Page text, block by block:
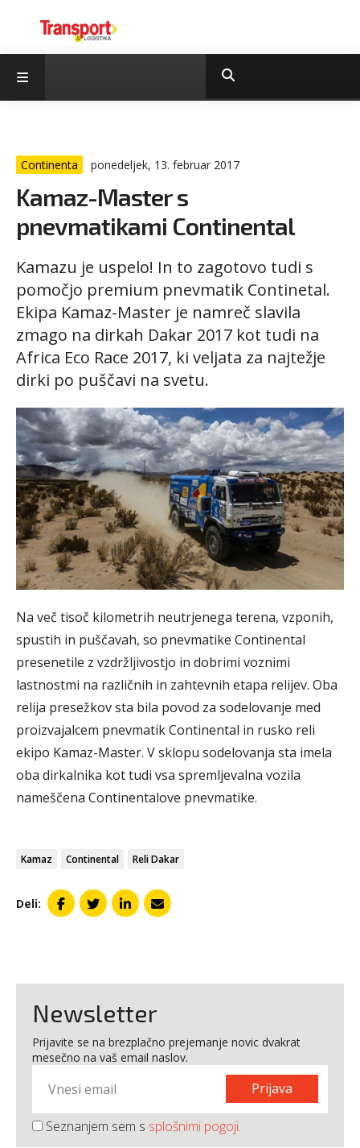
Continenta ponedeljek, 13. februar 2017
Kamaz-Master s
pnevmatikami Continental
Kamazu je uspelo! In to zagotovo tudi s
pomočjo premium pnevmatik Continetal.
Ekipa Kamaz-Master je namreč slavila
zmago na dirkah Dakar 2017 kot tudi na
Africa Eco Race 2017, ki veljata za najtežje
dirki po puščavi na svetu.
Na več tisoč kilometrih neutrjenega terena, vzponih,
spustih in puščavah, so pnevmatike Continental
presenetile z vzdržljivostjo in dobrimi voznimi
lastnostmi na različnih in zahtevnih etapa relijev. Oba
relija presežkov sta bila povod za sodelovanje med
proizvajalcem pnevmatik Continental in rusko reli
ekipo Kamaz-Master. V sklopu sodelovanja sta imela
oba dirkalnika kot tudi vsa spremljevalna vozila
nameščena Continentalove pnevmatike.
Kamaz Continental Reli Dakar
Deli:
Newsletter
Prijavite se na brezplačno prejemanje novic dvakrat
mesečno na vaš email naslov.
Prijava
Seznanjem sem s splošnimi pogoji.